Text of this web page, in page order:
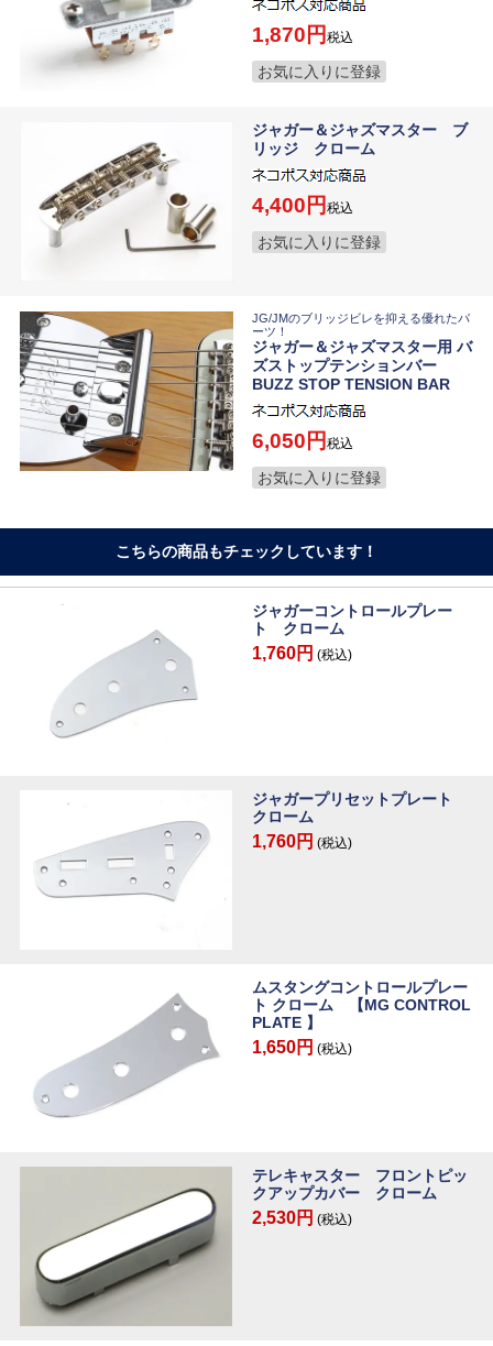
1,870 税込
お気に入りに登録
ジャガー＆ジャズマスター ブ
リッジ クローム
4,400 税込
お気に入りに登録
JG/JMのブリッジビレを抑える優れたパ
ーツ！
ジャガー＆ジャズマスター用 バ
ズストップテンションバー
BUZZ STOP TENSION BAR
6,050 税込
お気に入りに登録
こちらの商品もチェックしています！
ジャガーコントロールプレー
ト クローム
1,760円 (税込)
ジャガープリセットプレート
クローム
1,760円 (税込)
ムスタングコントロールプレー
ト クローム 【MG CONTROL
PLATE 】
1,650円 (税込)
テレキャスター フロントピッ
クアップカバー クローム
2,530円 (税込)